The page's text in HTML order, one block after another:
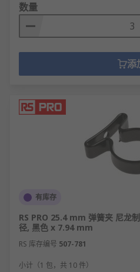
数量
添
有库存
RS PRO 25.4 mm 弹簧夹 尼龙
径, 黑色 x 7.94 mm
RS 库存编号 507-781
小计（1 包，共 10 件）